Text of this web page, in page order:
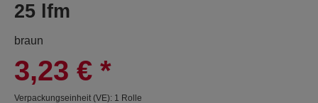
25 lfm
braun
3,23 € *
Verpackungseinheit (VE): 1 Rolle